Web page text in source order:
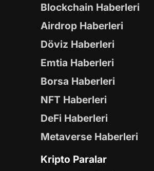
Blockchain Haberleri
Airdrop Haberleri
Döviz Haberleri
Emtia Haberleri
Borsa Haberleri
NFT Haberleri
DeFi Haberleri
Metaverse Haberleri
Kripto Paralar